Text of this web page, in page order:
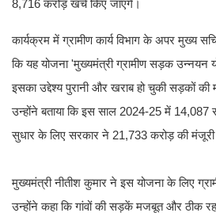
8,716 करोड़ खर्च किए जाएंगे।
कार्यक्रम में ग्रामीण कार्य विभाग के अपर मुख्य
कि यह योजना 'मुख्यमंत्री ग्रामीण सड़क
इसका उद्देश्य पुरानी और खराब हो चुकी सड़कों
उन्होंने बताया कि इस साल 2024-25 में
सुधार के लिए सरकार ने 21,733 करोड़ की मंजूरी
मुख्यमंत्री नीतीश कुमार ने इस योजना के लिए
उन्होंने कहा कि गांवों की सड़कें मजबूत और ठीक